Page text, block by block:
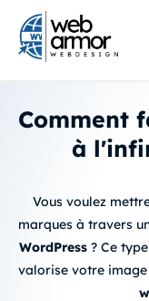
Comment
à
Vous voulez
marques à travers
WordPress? Ce
valorise votre